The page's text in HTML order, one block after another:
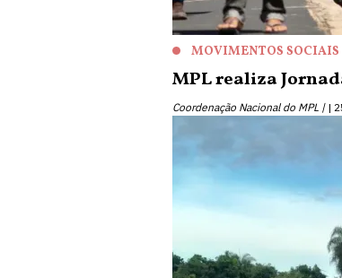
MOVIMENTOS SOCIAIS
MPL realiza
Coordenação Nacional do MPL |